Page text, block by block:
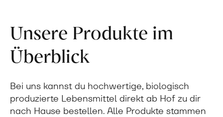
Unsere Produkte im
Überblick
Bei uns kannst du hochwertige, biologisch
produzierte Lebensmittel direkt ab Hof zu dir
nach Hause bestellen. Alle Produkte stammen